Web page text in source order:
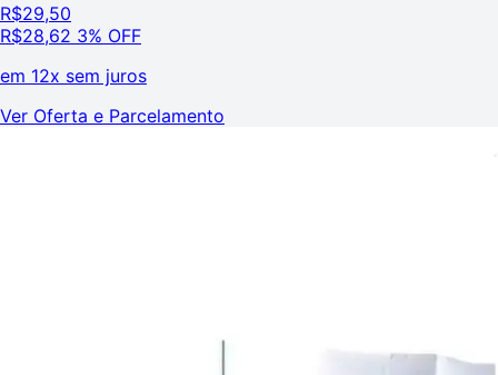
R$29,50
R$28,62 3% OFF
em 12x sem juros
Ver Oferta e Parcelamento